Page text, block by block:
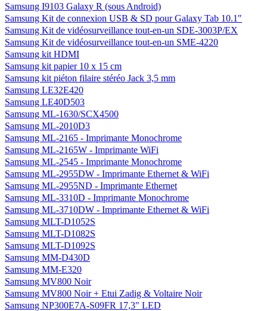
Samsung I9103 Galaxy R (sous Android)
Samsung Kit de connexion USB & SD pour Galaxy Tab 10.1"
Samsung Kit de vidéosurveillance tout-en-un SDE-3003P/EX
Samsung Kit de vidéosurveillance tout-en-un SME-4220
Samsung kit HDMI
Samsung kit papier 10 x 15 cm
Samsung kit piéton filaire stéréo Jack 3,5 mm
Samsung LE32E420
Samsung LE40D503
Samsung ML-1630/SCX4500
Samsung ML-2010D3
Samsung ML-2165 - Imprimante Monochrome
Samsung ML-2165W - Imprimante WiFi
Samsung ML-2545 - Imprimante Monochrome
Samsung ML-2955DW - Imprimante Ethernet & WiFi
Samsung ML-2955ND - Imprimante Ethernet
Samsung ML-3310D - Imprimante Monochrome
Samsung ML-3710DW - Imprimante Ethernet & WiFi
Samsung MLT-D1052S
Samsung MLT-D1082S
Samsung MLT-D1092S
Samsung MM-D430D
Samsung MM-E320
Samsung MV800 Noir
Samsung MV800 Noir + Etui Zadig & Voltaire Noir
Samsung NP300E7A-S09FR 17,3" LED